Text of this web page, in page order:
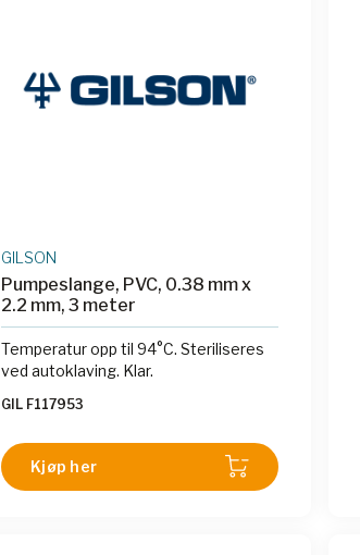
GILSON
Pumpeslange, PVC, 0.38 mm x
2.2 mm, 3 meter
Temperatur opp til 94°C. Steriliseres
ved autoklaving. Klar.
GIL F117953
Kjøp her